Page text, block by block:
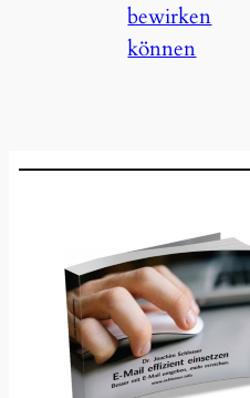
bewirken
können